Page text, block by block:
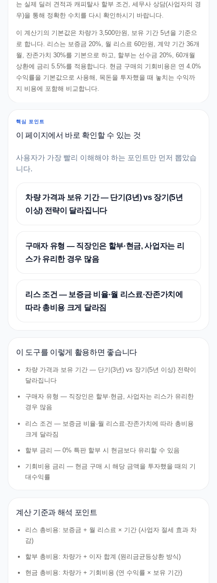
는 실제 딜러 견적과 캐피탈사 할부 조건, 세무사 상담(사업자의 경
우)을 통해 정확한 수치를 다시 확인하시기 바랍니다.
이 계산기의 기본값은 차량가 3,500만원, 보유 기간 5년을 기준으
로 합니다. 리스는 보증금 20%, 월 리스료 60만원, 계약 기간 36개
월, 잔존가치 30%를 기본으로 하고, 할부는 선수금 20%, 60개월
상환에 금리 5.5%를 적용합니다. 현금 구매의 기회비용은 연 4.0%
수익률을 기본값으로 사용해, 목돈을 투자했을 때 놓치는 수익까
지 비용에 포함해 비교합니다.
핵심 포인트
이 페이지에서 바로 확인할 수 있는 것
사용자가 가장 빨리 이해해야 하는 포인트만 먼저 뽑았습
니다.
차량 가격과 보유 기간 — 단기(3년) vs 장기(5년
이상) 전략이 달라집니다
구매자 유형 — 직장인은 할부·현금, 사업자는 리
스가 유리한 경우 많음
리스 조건 — 보증금 비율·월 리스료·잔존가치에
따라 총비용 크게 달라짐
이 도구를 이렇게 활용하면 좋습니다
차량 가격과 보유 기간 — 단기(3년) vs 장기(5년 이상) 전략이
달라집니다
구매자 유형 — 직장인은 할부·현금, 사업자는 리스가 유리한
경우 많음
리스 조건 — 보증금 비율·월 리스료·잔존가치에 따라 총비용
크게 달라짐
할부 금리 — 0% 특판 할부 시 현금보다 유리할 수 있음
기회비용 금리 — 현금 구매 시 해당 금액을 투자했을 때의 기
대수익률
계산 기준과 해석 포인트
리스 총비용: 보증금 + 월 리스료 × 기간 (사업자 절세 효과 차
감)
할부 총비용: 차량가 + 이자 합계 (원리금균등상환 방식)
현금 총비용: 차량가 + 기회비용 (연 수익률 × 보유 기간)